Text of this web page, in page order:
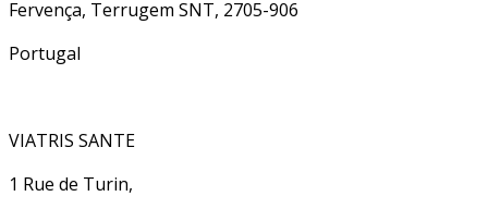
Fervença, Terrugem SNT, 2705-906
Portugal
VIATRIS SANTE
1 Rue de Turin,